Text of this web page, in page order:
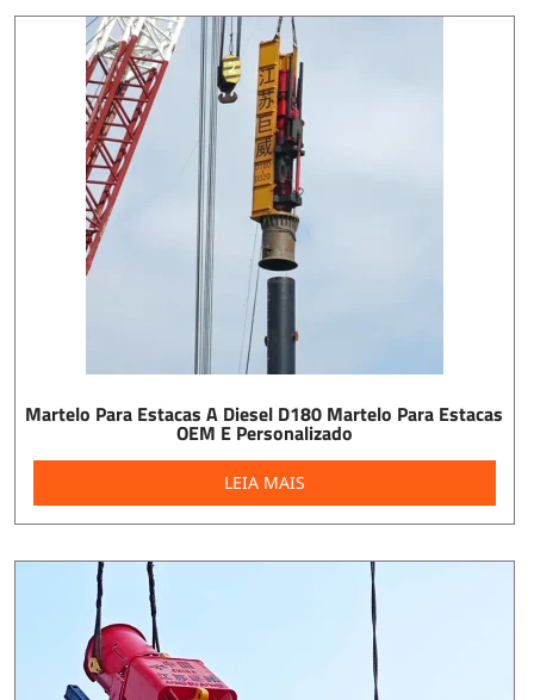
Martelo Para Estacas A Diesel D180 Martelo Para Estacas
OEM E Personalizado
LEIA MAIS